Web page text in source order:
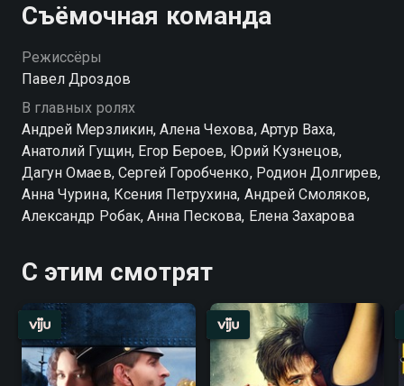
Съёмочная команда
Режиссёры
Павел Дроздов
В главных ролях
Андрей Мерзликин, Алена Чехова, Артур Ваха,
Анатолий Гущин, Егор Бероев, Юрий Кузнецов,
Дагун Омаев, Сергей Горобченко, Родион Долгирев,
Анна Чурина, Ксения Петрухина, Андрей Смоляков,
Александр Робак, Анна Пескова, Елена Захарова
С этим смотрят